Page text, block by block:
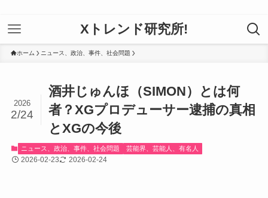
Xトレンド研究所!
ホーム ニュース、政治、事件、社会問題
酒井じゅんほ（SIMON）とは何
者？XGプロデューサー逮捕の真相
とXGの今後
2026
2/24
ニュース、政治、事件、社会問題 芸能界、芸能人、有名人
2026-02-23 2026-02-24